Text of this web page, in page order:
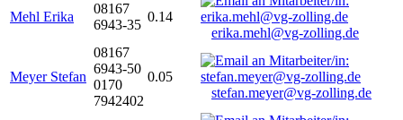
Mehl Erika
08167
6943-35
0.14
erika.mehl@vg-zolling.de
Meyer Stefan
08167
6943-50
0170
7942402
0.05
stefan.meyer@vg-zolling.de